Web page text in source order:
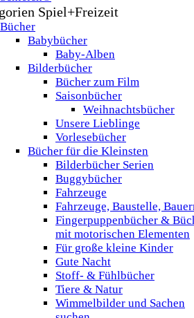
Spiel+Freizeit
Bücher
Babybücher
Baby-Alben
Bilderbücher
Bücher zum Film
Saisonbücher
Weihnachtsbücher
Unsere Lieblinge
Vorlesebücher
Bücher für die Kleinsten
Bilderbücher Serien
Buggybücher
Fahrzeuge
Fahrzeuge, Baustelle,
Fingerpuppenbücher &
mit motorischen Elementen
Für große kleine Kinder
Gute Nacht
Stoff- & Fühlbücher
Tiere & Natur
Wimmelbilder und Sachen